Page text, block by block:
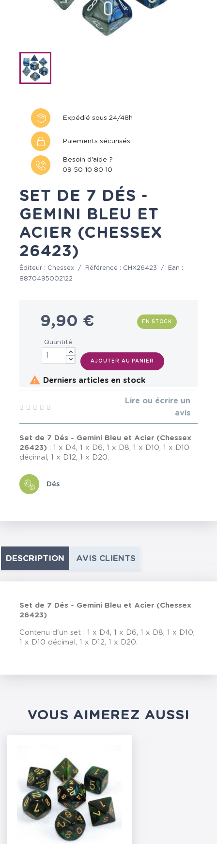
Expédié sous 24/48h
Paiements sécurisés
Besoin d'aide ?
09 50 10 80 10
SET DE 7 DÉS -
GEMINI BLEU ET
ACIER (CHESSEX
26423)
Éditeur : Chessex / Référence : CHX26423 /
Ean :
8870495002122
9,90 € EN STOCK
Quantité
AJOUTER AU PANIER
 Derniers articles en stock
Lire ou écrire un
avis
Set de 7 Dés - Gemini Bleu et Acier (Chessex
26423) : 1 x D4, 1 x D6, 1 x D8, 1 x D10, 1 x D10
décimal, 1 x D12, 1 x D20.
Dés
DESCRIPTION AVIS CLIENTS
Set de 7 Dés - Gemini Bleu et Acier (Chessex
26423)
Contenu d'un set : 1 x D4, 1 x D6, 1 x D8, 1 x D10,
1 x D10 décimal, 1 x D12, 1 x D20.
VOUS AIMEREZ AUSSI